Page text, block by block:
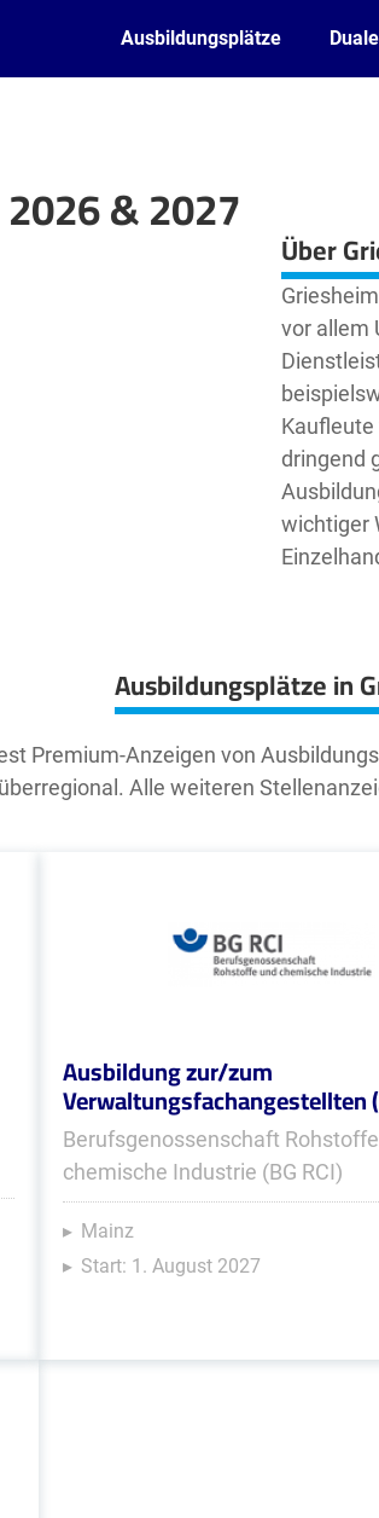
Ausbildungsplätze
& 2027
Leaflet| © OpenStreetMap2contributors Über
vor allem
dringend
wichtiger
Ausbildungsplätze in
Premium-Anzeigen von
Alle weiteren
Ausbildung zur/zum
Berufsgenossenschaft
chemische Industrie (BG RCI)
Mainz
Start: 1. August 2027